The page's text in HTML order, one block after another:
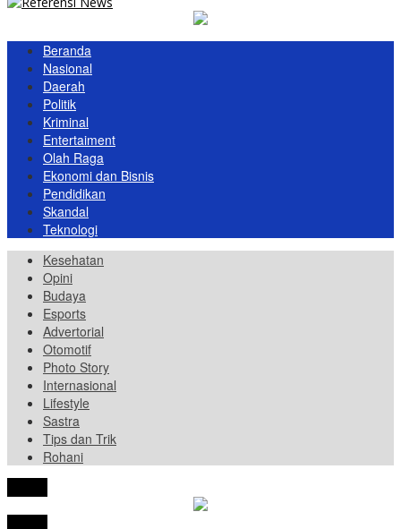
Beranda
Nasional
Daerah
Politik
Kriminal
Entertaiment
Olah Raga
Ekonomi dan Bisnis
Pendidikan
Skandal
Teknologi
Kesehatan
Opini
Budaya
Esports
Advertorial
Otomotif
Photo Story
Internasional
Lifestyle
Sastra
Tips dan Trik
Rohani